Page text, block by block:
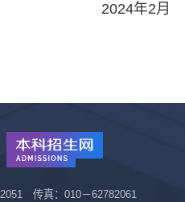
2024年2月
传真：010－62782061